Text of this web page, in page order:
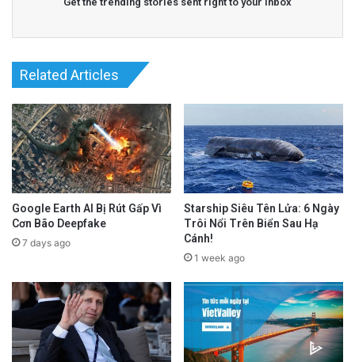
Related Articles
Google Earth AI Bị Rút Gấp Vì
Cơn Bão Deepfake
7 days ago
Starship Siêu Tên Lửa: 6 Ngày
Trôi Nổi Trên Biển Sau Hạ
Cánh!
1 week ago